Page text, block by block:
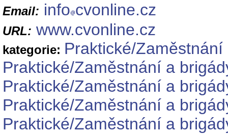
Email: info cvonline.cz
URL: www.cvonline.cz
kategorie: Praktické/
Praktické/Zaměstnání a
Praktické/Zaměstnání a
Praktické/Zaměstnání a
Praktické/Zaměstnání a